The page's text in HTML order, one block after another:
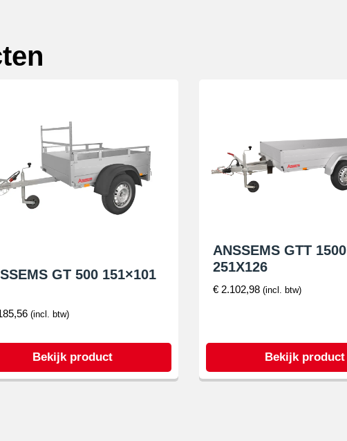
GT 500 151×101
(incl. btw)
Bekijk product
ANSSEMS GTT 1500
251X126
€ 2.102,98 (incl. btw)
Bekijk product